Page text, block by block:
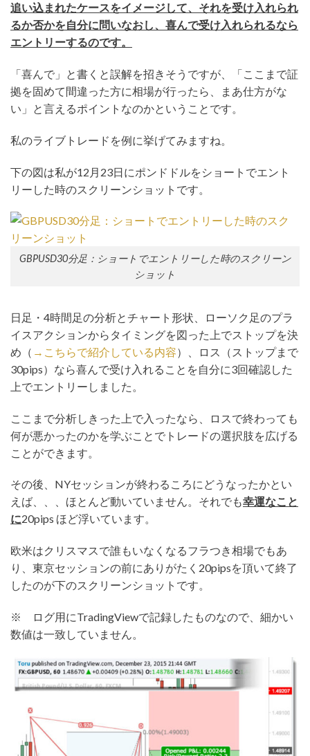
追い込まれたケースをイメージして、それを受け入れられ
るか否かを自分に問いなおし、喜んで受け入れられるなら
エントリーするのです。
「喜んで」と書くと誤解を招きそうですが、「ここまで証
拠を固めて間違った方に相場が行ったら、まあ仕方がな
い」と言えるポイントなのかということです。
私のライブトレードを例に挙げてみますね。
下の図は私が12月23日にポンドドルをショートでエント
リーした時のスクリーンショットです。
GBPUSD30分足：ショートでエントリーした時のスクリーン
ショット
日足・4時間足の分析とチャート形状、ローソク足のプラ
イスアクションからタイミングを図った上でストップを決
め（ →こちらで紹介している内容）、ロス（ストップまで
30pips）なら喜んで受け入れることを自分に3回確認した
上でエントリーしました。
ここまで分析しきった上で入ったなら、ロスで終わっても
何が悪かったのかを学ぶことでトレードの選択肢を広げる
ことができます。
その後、NYセッションが終わるころにどうなったかとい
えば、、、ほとんど動いていません。それでも幸運なこと
に20pips ほど浮いています。
欧米はクリスマスで誰もいなくなるフラつき相場でもあ
り、東京セッションの前にありがたく20pipsを頂いて終了
したのが下のスクリーンショットです。
※ ログ用にTradingViewで記録したものなので、細かい
数値は一致していません。